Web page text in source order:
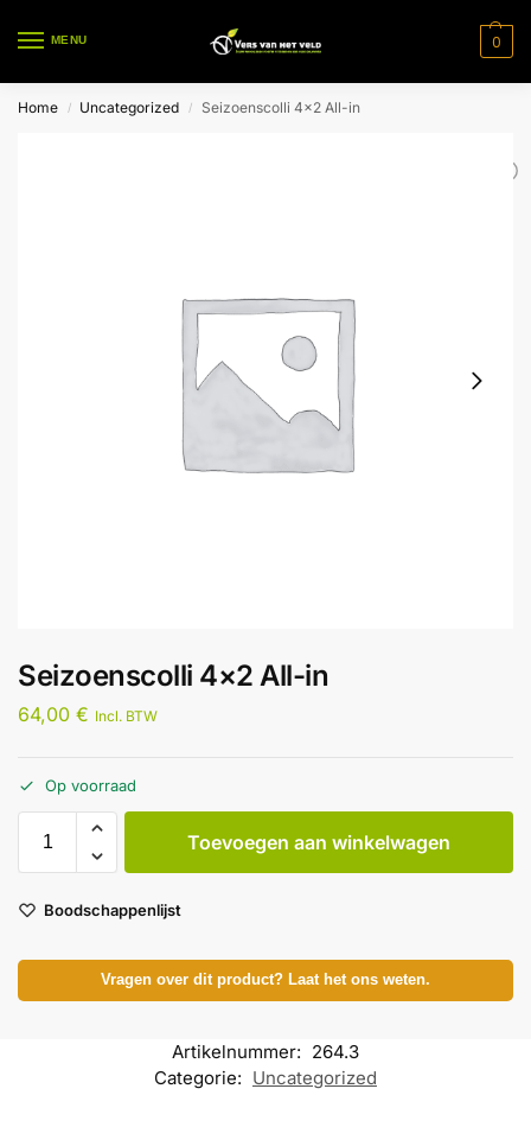
MENU 0
Home / Uncategorized / Seizoenscolli 4×2 All-in
Seizoenscolli 4×2 All-in
64,00 € Incl. BTW
Op voorraad
Toevoegen aan winkelwagen
Boodschappenlijst
Vragen over dit product? Laat het ons weten.
Artikelnummer: 264.3
Categorie: Uncategorized